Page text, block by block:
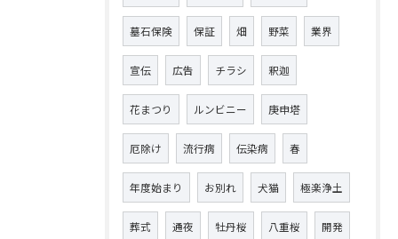
墓石保険 保証 畑 野菜 業界
宣伝 広告 チラシ 釈迦
花まつり ルンビニー 庚申塔
厄除け 流行病 伝染病 春
年度始まり お別れ 犬猫 極楽浄土
葬式 通夜 牡丹桜 八重桜 開発